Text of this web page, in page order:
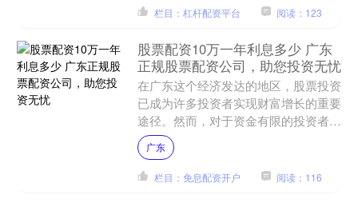
栏目：杠杆配资平台 阅读：123
股票配资10万一年利息多少 广东
正规股票配资公司，助您投资无忧
在广东这个经济发达的地区，股票投资
已成为许多投资者实现财富增长的重要
途径。然而，对于资金有限的投资者来
说股票配资10万一年利息多少，股票配
资可以提供杠杆作用，放....
广东
栏目：免息配资开户 阅读：116